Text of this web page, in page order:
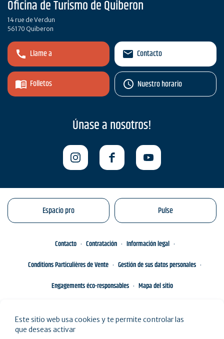
Oficina de Turismo de Quiberon
14 rue de Verdun
56170 Quiberon
Llame a
Folletos
Contacto
Nuestro horario
Únase a nosotros!
Espacio pro Pulse
Contacto Contratación
Información legal
Conditions Particulières de Vente
Gestión de sus datos personales
Engagements éco-responsables
Mapa del sitio
Este sitio web usa cookies y te permite controlar las
que deseas activar